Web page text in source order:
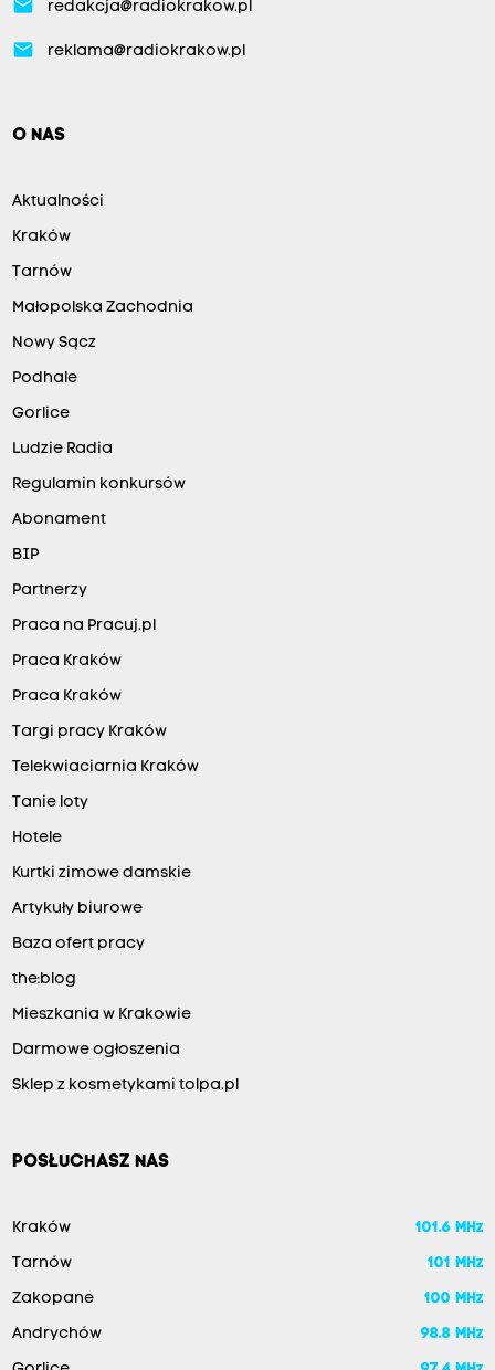
email redakcja@radiokrakow.pl
email reklama@radiokrakow.pl
O NAS
Aktualności
Kraków
Tarnów
Małopolska Zachodnia
Nowy Sącz
Podhale
Gorlice
Ludzie Radia
Regulamin konkursów
Abonament
BIP
Partnerzy
Praca na Pracuj.pl
Praca Kraków
Praca Kraków
Targi pracy Kraków
Telekwiaciarnia Kraków
Tanie loty
Hotele
Kurtki zimowe damskie
Artykuły biurowe
Baza ofert pracy
the:blog
Mieszkania w Krakowie
Darmowe ogłoszenia
Sklep z kosmetykami tolpa.pl
POSŁUCHASZ NAS
Kraków 101.6 MHz
Tarnów 101 MHz
Zakopane 100 MHz
Andrychów 98.8 MHz